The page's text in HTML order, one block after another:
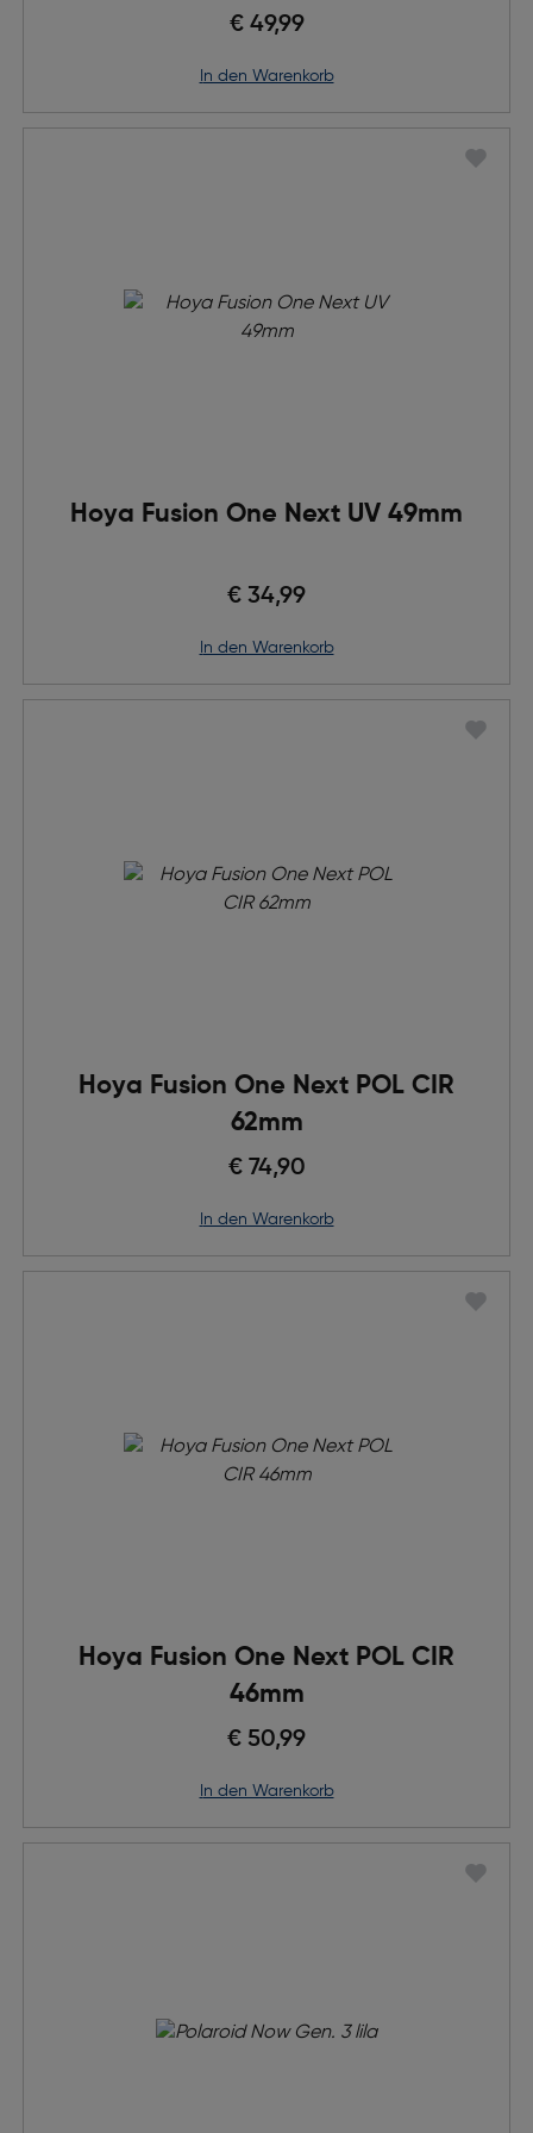
€ 49,99
in den Warenkorb
Hoya Fusion One Next UV 49mm
€ 34,99
in den Warenkorb
Hoya Fusion One Next POL CIR
62mm
€ 74,90
in den Warenkorb
Hoya Fusion One Next POL CIR
46mm
€ 50,99
in den Warenkorb